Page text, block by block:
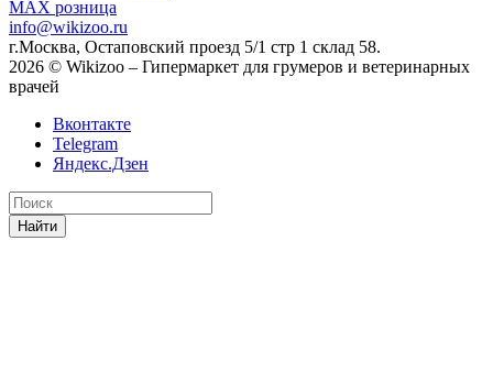
MAX розница
info@wikizoo.ru
г.Москва, Остаповский проезд 5/1 стр 1 склад 58.
2026 © Wikizoo – Гипермаркет для грумеров и ветеринарных
врачей
Вконтакте
Telegram
Яндекс.Дзен
Найти